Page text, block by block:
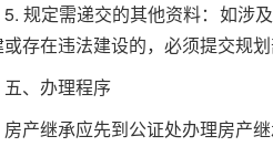
5.规定需递交的其他资料：如涉
存在违法建设的，必须提交规
五、办理程序
房产继承应先到公证处办理房产